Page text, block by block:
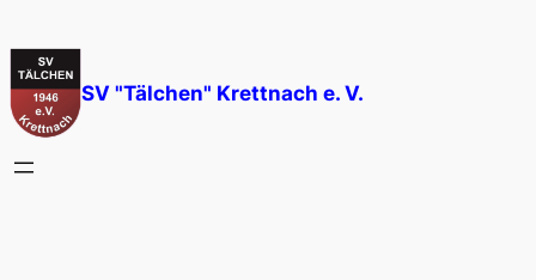
Inhalt
springenSV "Tälchen" Krettnach e. V.